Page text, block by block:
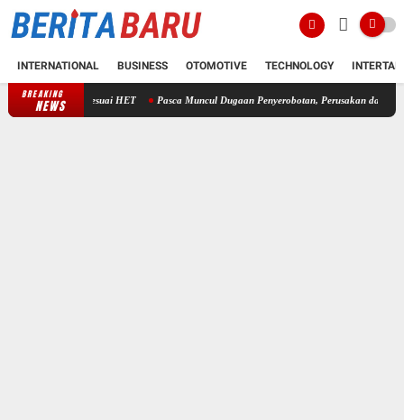
INTERNATIONAL BUSINESS OTOMOTIVE TECHNOLOGY
BREAKING
NEWS Pasca Muncul Dugaan Penyerobotan, Perusakan dan Pencurian di